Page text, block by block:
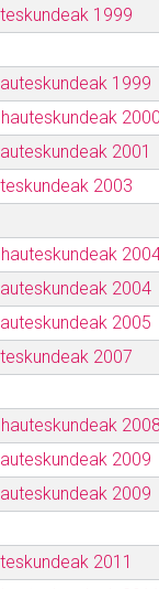
1999
1999
2000
2001
2003
2004
2005
2007
2008
2009
2009
2011